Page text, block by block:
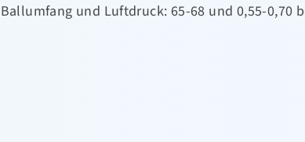
Ballumfang und Luftdruck: 65-68 und 0,55-0,70